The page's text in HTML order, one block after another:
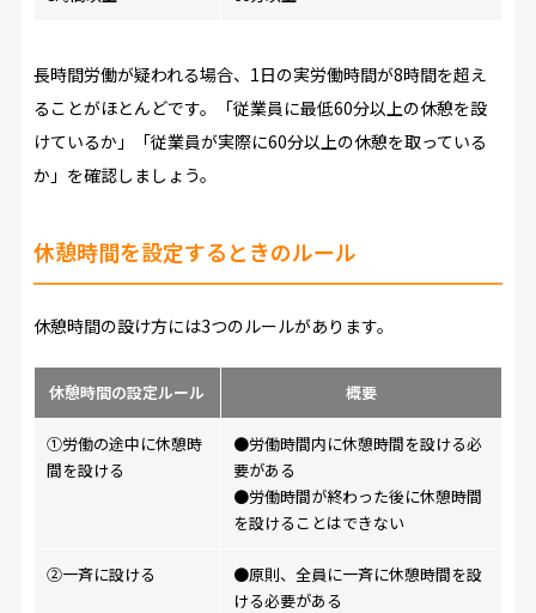
長時間労働が疑われる場合、1日の実労働時間が8時間を超え
ることがほとんどです。「従業員に最低60分以上の休憩を設
けているか」「従業員が実際に60分以上の休憩を取っている
か」を確認しましょう。
休憩時間を設定するときのルール
休憩時間の設け方には3つのルールがあります。
休憩時間の設定ルール 概要
①労働の途中に休憩時
間を設ける
●労働時間内に休憩時間を設ける必
要がある
●労働時間が終わった後に休憩時間
を設けることはできない
②一斉に設ける
●原則、全員に一斉に休憩時間を設
ける必要がある